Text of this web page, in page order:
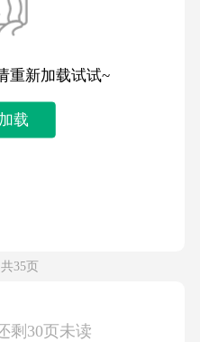
重新加载试试~
载
35页
剩30页未读